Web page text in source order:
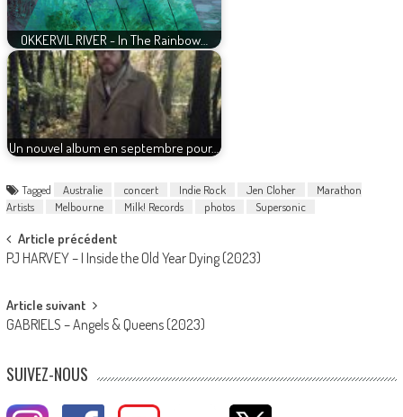
OKKERVIL RIVER - In The Rainbow…
Un nouvel album en septembre pour…
Tagged Australie concert Indie Rock Jen Cloher
Marathon
Artists
Melbourne Milk! Records photos Supersonic
Post
navigation
Article précédent
PJ HARVEY – I Inside the Old Year Dying (2023)
Article suivant
GABRIELS – Angels & Queens (2023)
SUIVEZ-NOUS